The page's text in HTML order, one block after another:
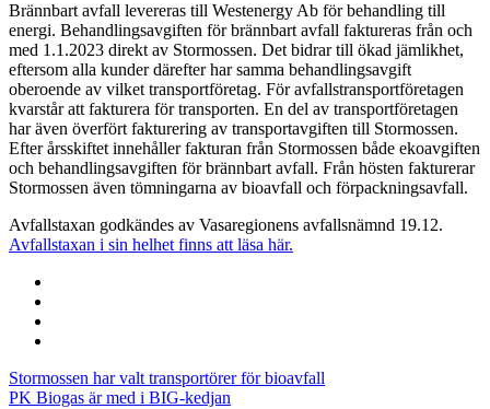
Brännbart avfall levereras till Westenergy Ab för behandling till
energi. Behandlingsavgiften för brännbart avfall faktureras från och
med 1.1.2023 direkt av Stormossen. Det bidrar till ökad jämlikhet,
eftersom alla kunder därefter har samma behandlingsavgift
oberoende av vilket transportföretag. För avfallstransportföretagen
kvarstår att fakturera för transporten. En del av transportföretagen
har även överfört fakturering av transportavgiften till Stormossen.
Efter årsskiftet innehåller fakturan från Stormossen både ekoavgiften
och behandlingsavgiften för brännbart avfall. Från hösten fakturerar
Stormossen även tömningarna av bioavfall och förpackningsavfall.
Avfallstaxan godkändes av Vasaregionens avfallsnämnd 19.12.
Avfallstaxan i sin helhet finns att läsa här.
email
Inläggsnavigering
Stormossen har valt transportörer för bioavfall
PK Biogas är med i BIG-kedjan